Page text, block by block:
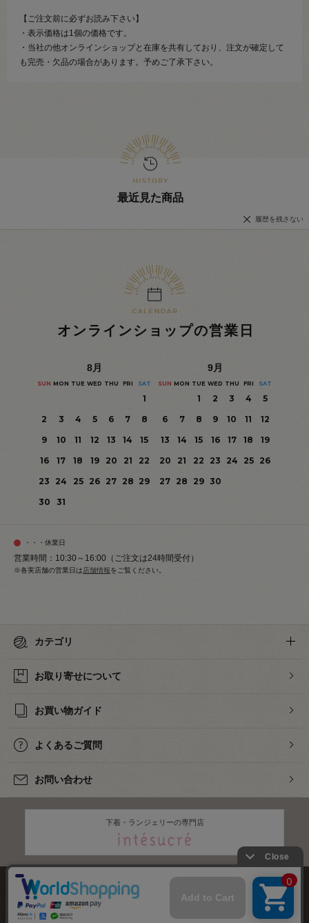
【ご注文前に必ずお読み下さい】
・表示価格は1個の価格です。
・当社の他オンラインショップと在庫を共有しており、注文が確定して
も完売・欠品の場合があります。予めご了承下さい。
最近見た商品
履歴を残さない
オンラインショップの営業日
8月
SUN MON TUE WED THU FRI SAT
1
2
3 4 5 6 7
8
9
10 11 12 13 14
15
16
17 18 19 20 21
22
23
24 25 26 27 28 29
30
31
9月
SUN MON TUE WED THU FRI SAT
1 2 3 4
5
6
7 8 9 10 11
12
13
14 15 16 17 18
19
20
21 22 23 24 25
26
27 28 29 30
・・・休業日
営業時間：10:30～16:00（ご注文は24時間受付）
※各実店舗の営業日は 店舗情報をご覧ください。
カテゴリ
お取り寄せについて
お買い物ガイド
よくあるご質問
お問い合わせ
下着・ランジェリーの専門店
株式会社オカダヤ
特定商取引法に基づく表記 プライバシーポリシー サイトマップ